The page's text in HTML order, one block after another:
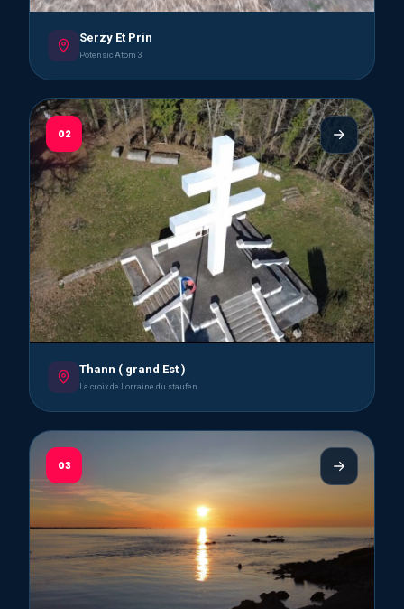
Serzy Et Prin
Potensic Atom 3
02
Thann ( grand Est )
La croix de Lorraine du staufen
03